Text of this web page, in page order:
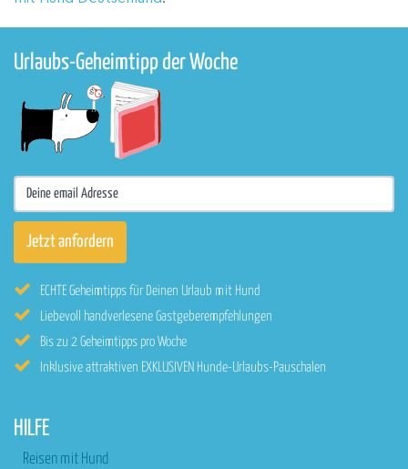
Urlaubs-Geheimtipp der Woche
ECHTE Geheimtipps für Deinen Urlaub mit Hund
Liebevoll handverlesene Gastgeberempfehlungen
Bis zu 2 Geheimtipps pro Woche
Inklusive attraktiven EXKLUSIVEN Hunde-Urlaubs-Pauschalen
HILFE
Reisen mit Hund